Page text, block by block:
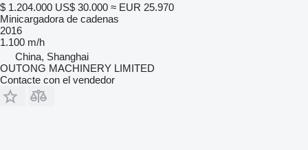
$ 1.204.000 US$ 30.000 ≈ EUR 25.970
Minicargadora de cadenas
2016
1.100 m/h
China, Shanghai
OUTONG MACHINERY LIMITED
Contacte con el vendedor